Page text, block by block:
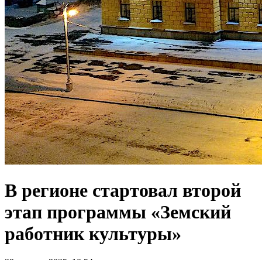
В регионе стартовал второй
этап программы «Земский
работник культуры»